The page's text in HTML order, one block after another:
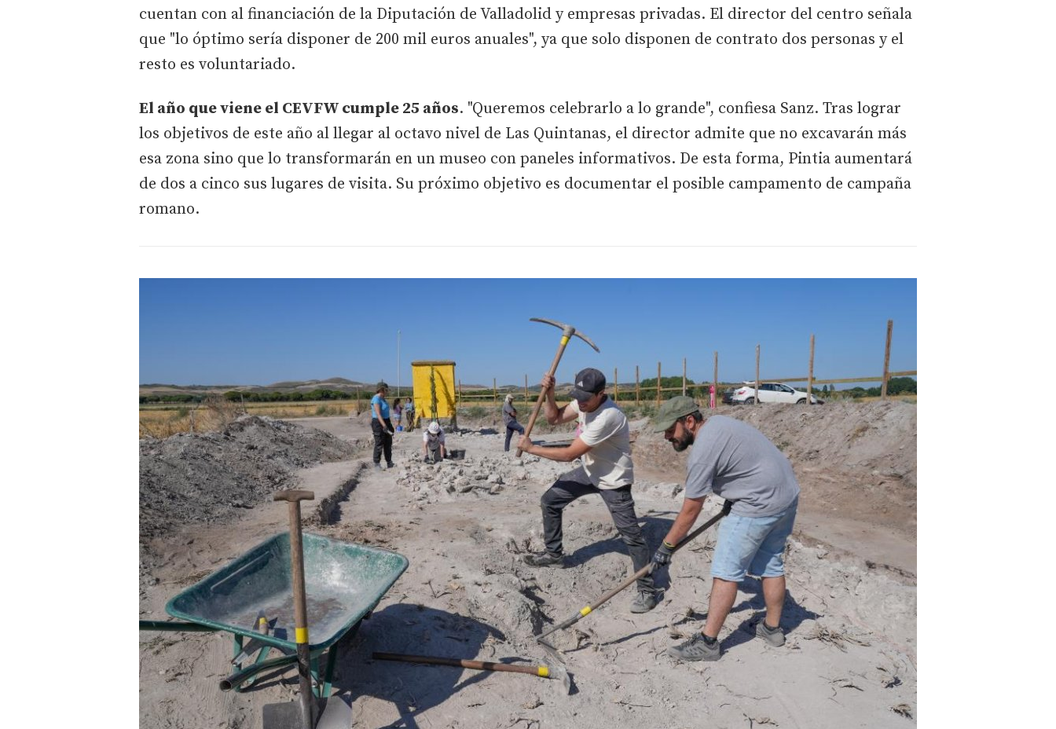
cuentan con al financiación de la Diputación de Valladolid y empresas privadas. El director del centro señala
que "lo óptimo sería disponer de 200 mil euros anuales", ya que solo disponen de contrato dos personas y el
resto es voluntariado.
El año que viene el CEVFW cumple 25 años. "Queremos celebrarlo a lo grande", confiesa Sanz. Tras lograr
los objetivos de este año al llegar al octavo nivel de Las Quintanas, el director admite que no excavarán más
esa zona sino que lo transformarán en un museo con paneles informativos. De esta forma, Pintia aumentará
de dos a cinco sus lugares de visita. Su próximo objetivo es documentar el posible campamento de campaña
romano.